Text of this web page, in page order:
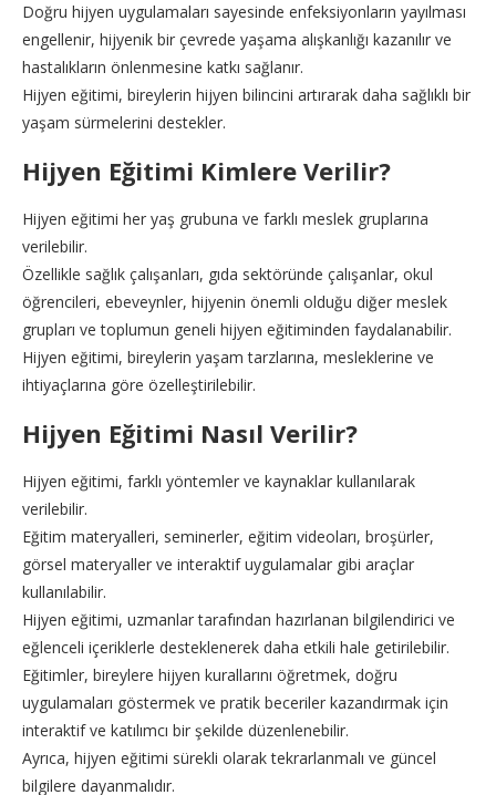
Doğru hijyen uygulamaları sayesinde enfeksiyonların yayılması
engellenir, hijyenik bir çevrede yaşama alışkanlığı kazanılır ve
hastalıkların önlenmesine katkı sağlanır.
Hijyen eğitimi, bireylerin hijyen bilincini artırarak daha sağlıklı bir
yaşam sürmelerini destekler.
Hijyen Eğitimi Kimlere Verilir?
Hijyen eğitimi her yaş grubuna ve farklı meslek gruplarına
verilebilir.
Özellikle sağlık çalışanları, gıda sektöründe çalışanlar, okul
öğrencileri, ebeveynler, hijyenin önemli olduğu diğer meslek
grupları ve toplumun geneli hijyen eğitiminden faydalanabilir.
Hijyen eğitimi, bireylerin yaşam tarzlarına, mesleklerine ve
ihtiyaçlarına göre özelleştirilebilir.
Hijyen Eğitimi Nasıl Verilir?
Hijyen eğitimi, farklı yöntemler ve kaynaklar kullanılarak
verilebilir.
Eğitim materyalleri, seminerler, eğitim videoları, broşürler,
görsel materyaller ve interaktif uygulamalar gibi araçlar
kullanılabilir.
Hijyen eğitimi, uzmanlar tarafından hazırlanan bilgilendirici ve
eğlenceli içeriklerle desteklenerek daha etkili hale getirilebilir.
Eğitimler, bireylere hijyen kurallarını öğretmek, doğru
uygulamaları göstermek ve pratik beceriler kazandırmak için
interaktif ve katılımcı bir şekilde düzenlenebilir.
Ayrıca, hijyen eğitimi sürekli olarak tekrarlanmalı ve güncel
bilgilere dayanmalıdır.